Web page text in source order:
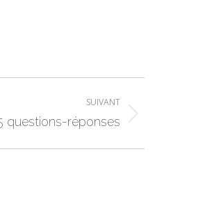
SUIVANT
questions-réponses